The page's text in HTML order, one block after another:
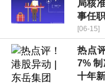
局核
事任
[06-15]
热点
7%
十年